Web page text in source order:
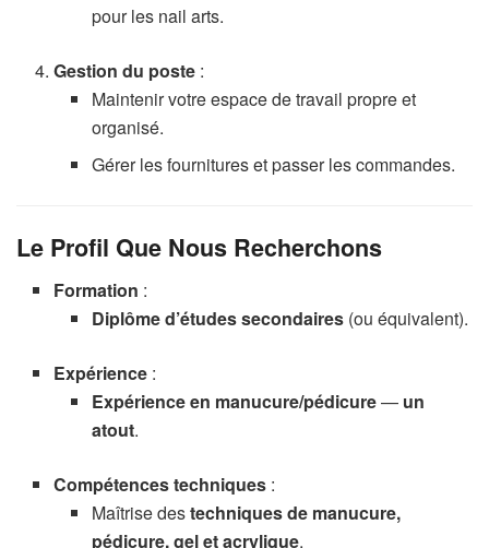
pour les nail arts.
Gestion du poste :
Maintenir votre espace de travail propre et
organisé.
Gérer les fournitures et passer les commandes.
Le Profil Que Nous Recherchons
Formation :
Diplôme d’études secondaires(ou équivalent).
Expérience :
Expérience en manucure/pédicure— un
atout.
Compétences techniques :
Maîtrise destechniques de manucure,
pédicure, gel et acrylique.